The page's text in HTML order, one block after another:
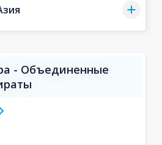
- Объединенные